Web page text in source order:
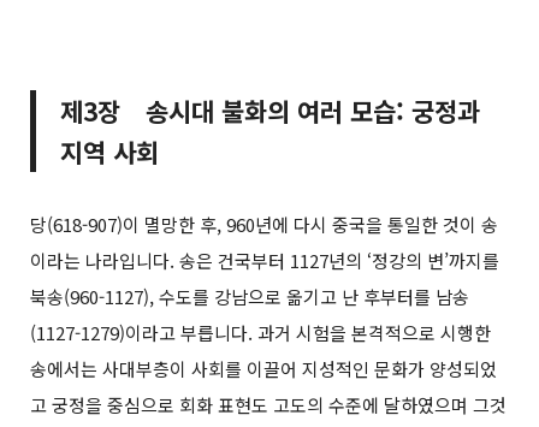
제3장 송시대 불화의 여러 모습: 궁정과
지역 사회
당(618-907)이 멸망한 후, 960년에 다시 중국을 통일한 것이 송
이라는 나라입니다. 송은 건국부터 1127년의 ‘정강의 변’까지를
북송(960-1127), 수도를 강남으로 옮기고 난 후부터를 남송
(1127-1279)이라고 부릅니다. 과거 시험을 본격적으로 시행한
송에서는 사대부층이 사회를 이끌어 지성적인 문화가 양성되었
고 궁정을 중심으로 회화 표현도 고도의 수준에 달하였으며 그것